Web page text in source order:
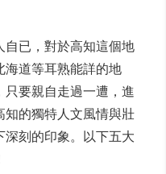
自已，對於高知這個地
海道等耳熟能詳的地
只要親自走過一遭，進
知的獨特人文風情與壯
深刻的印象。以下五大